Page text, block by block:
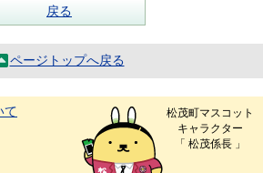
戻る
ページトップへ戻る
て
松茂町マスコット
キャラクター
「 松茂係長 」